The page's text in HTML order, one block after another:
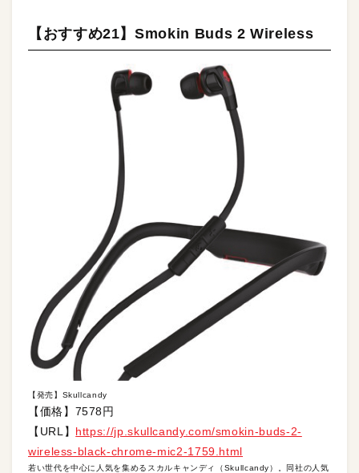
【おすすめ21】Smokin Buds 2 Wireless
【発売】Skullcandy
【価格】7578円
【URL】 https://jp.skullcandy.com/smokin-buds-2-
wireless-black-chrome-mic2-1759.html
若い世代を中心に人気を集めるスカルキャンディ（Skullcandy）。同社の人気